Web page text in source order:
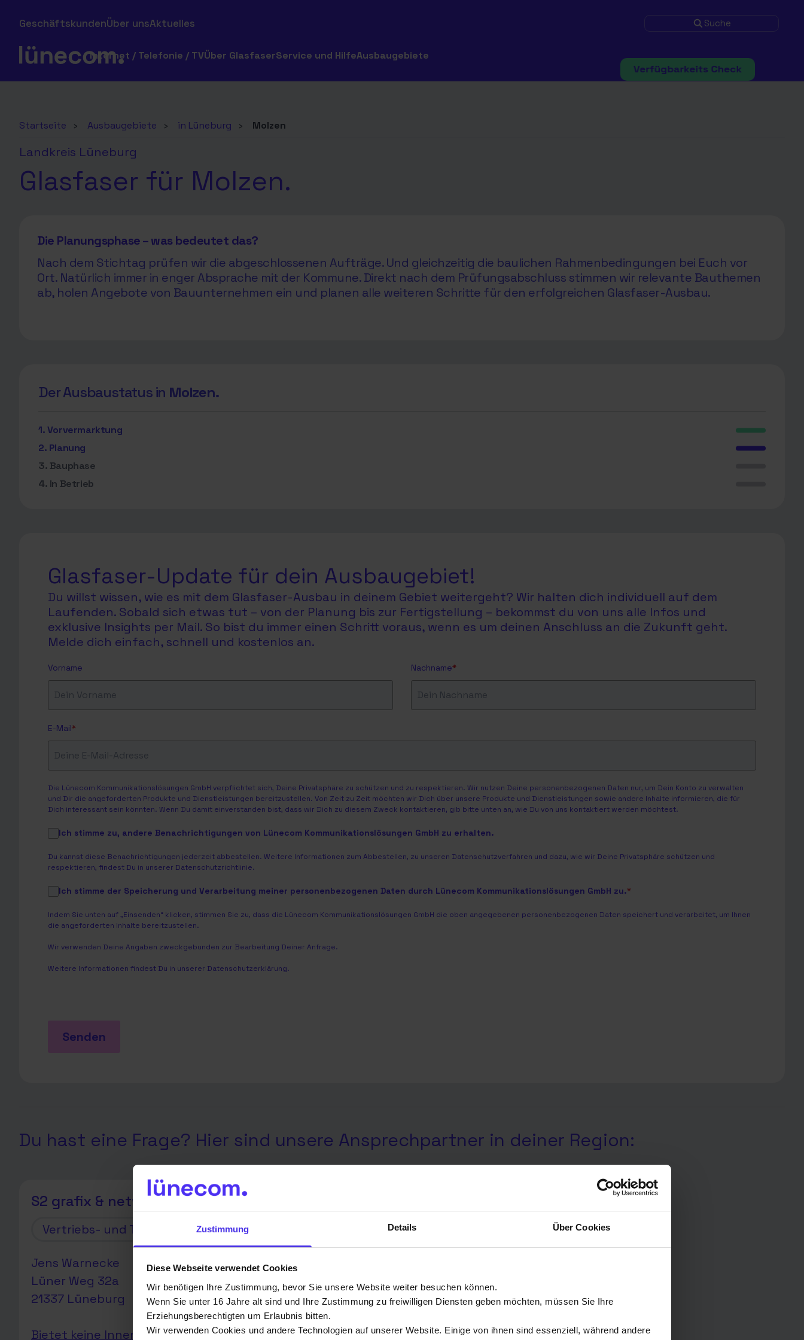
Zustimmung Details Über Cookies
Diese Webseite verwendet Cookies
Wir benötigen Ihre Zustimmung, bevor Sie unsere Website weiter besuchen können.
Wenn Sie unter 16 Jahre alt sind und Ihre Zustimmung zu freiwilligen Diensten geben möchten, müssen Sie Ihre
Erziehungsberechtigten um Erlaubnis bitten.
Wir verwenden Cookies und andere Technologien auf unserer Website. Einige von ihnen sind essenziell, während andere
GeschäftskundenÜber unsAktuelles Suche
Internet / Telefonie / TVÜber GlasfaserService und HilfeAusbaugebiete
Startseite › Ausbaugebiete › in Lüneburg › Molzen
Landkreis Lüneburg
Glasfaser für Molzen.
Die Planungsphase – was bedeutet das?
Nach dem Stichtag prüfen wir die abgeschlossenen Aufträge. Und gleichzeitig die baulichen Rahmenbedingungen bei Euch vor
Ort. Natürlich immer in enger Absprache mit der Kommune. Direkt nach dem Prüfungsabschluss stimmen wir relevante Bauthemen
ab, holen Angebote von Bauunternehmen ein und planen alle weiteren Schritte für den erfolgreichen Glasfaser-Ausbau.
Der Ausbaustatus in Molzen.
1. Vorvermarktung
2. Planung
3. Bauphase
4. In Betrieb
Glasfaser-Update für dein Ausbaugebiet!
Du willst wissen, wie es mit dem Glasfaser-Ausbau in deinem Gebiet weitergeht? Wir halten dich individuell auf dem
Laufenden. Sobald sich etwas tut – von der Planung bis zur Fertigstellung – bekommst du von uns alle Infos und
exklusive Insights per Mail. So bist du immer einen Schritt voraus, wenn es um deinen Anschluss an die Zukunft geht.
Melde dich einfach, schnell und kostenlos an.
Vorname Nachname*
E-Mail*
Die Lünecom Kommunikationslösungen GmbH verpflichtet sich, Deine Privatsphäre zu schützen und zu respektieren. Wir nutzen Deine personenbezogenen Daten nur, um Dein Konto zu verwalten
und Dir die angeforderten Produkte und Dienstleistungen bereitzustellen. Von Zeit zu Zeit möchten wir Dich über unsere Produkte und Dienstleistungen sowie andere Inhalte informieren, die für
Dich interessant sein könnten. Wenn Du damit einverstanden bist, dass wir Dich zu diesem Zweck kontaktieren, gib bitte unten an, wie Du von uns kontaktiert werden möchtest.
Ich stimme zu, andere Benachrichtigungen von Lünecom Kommunikationslösungen GmbH zu erhalten.
Du kannst diese Benachrichtigungen jederzeit abbestellen. Weitere Informationen zum Abbestellen, zu unseren Datenschutzverfahren und dazu, wie wir Deine Privatsphäre schützen und
respektieren, findest Du in unserer Datenschutzrichtlinie.
Ich stimme der Speicherung und Verarbeitung meiner personenbezogenen Daten durch Lünecom Kommunikationslösungen GmbH zu.*
Indem Sie unten auf „Einsenden“ klicken, stimmen Sie zu, dass die Lünecom Kommunikationslösungen GmbH die oben angegebenen personenbezogenen Daten speichert und verarbeitet, um Ihnen
die angeforderten Inhalte bereitzustellen.
Wir verwenden Deine Angaben zweckgebunden zur Bearbeitung Deiner Anfrage.
Weitere Informationen findest Du in unserer Datenschutzerklärung.
Senden
Du hast eine Frage? Hier sind unsere Ansprechpartner in deiner Region:
S2 grafix & network
Vertriebs- und Technikpartner
Jens Warnecke
Lüner Weg 32a
21337 Lüneburg
Bietet keine Innenhausverkabelung
Technikpartner
Krempelsdorfer Allee 70 | 23556